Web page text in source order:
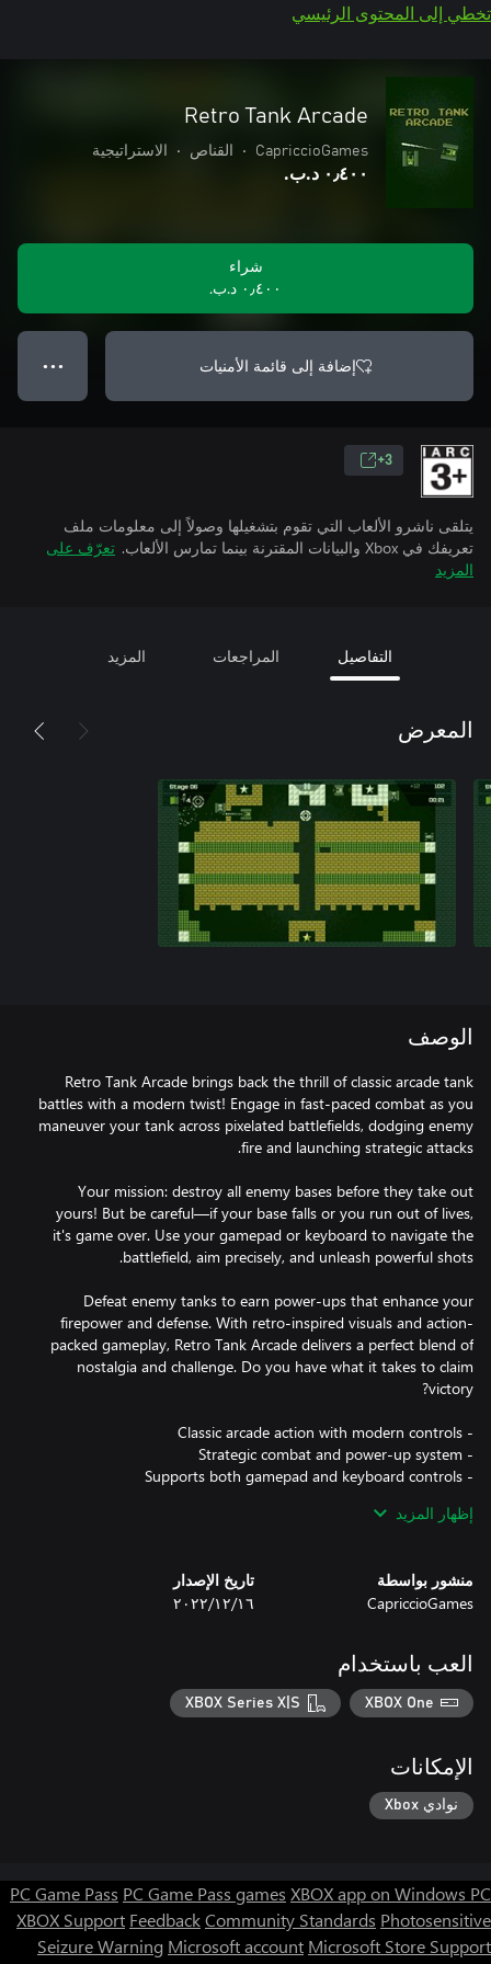
تخطي إلى المحتوى الرئيسي
Retro Tank Arcade
CapriccioGames
• القناص • الاستراتيجية
٠٫٤٠٠ د.ب.‏
شراء
٠٫٤٠٠ د.ب.‏
إضافة إلى قائمة الأمنيات ● ● ●
3+
يتلقى ناشرو الألعاب التي تقوم بتشغيلها وصولاً إلى معلومات ملف
تعريفك في Xbox والبيانات المقترنة بينما تمارس الألعاب.
تعرّف على
المزيد
التفاصيل المراجعات المزيد
المعرض
الوصف
Retro Tank Arcade brings back the thrill of classic arcade tank
battles with a modern twist! Engage in fast-paced combat as you
maneuver your tank across pixelated battlefields, dodging enemy
Your mission: destroy all enemy bases before they take out
yours! But be careful—if your base falls or you run out of lives,
it's game over. Use your gamepad or keyboard to navigate the
Defeat enemy tanks to earn power-ups that enhance your
firepower and defense. With retro-inspired visuals and action-
packed gameplay, Retro Tank Arcade delivers a perfect blend of
nostalgia and challenge. Do you have what it takes to claim
إظهار المزيد
منشور بواسطة
CapriccioGames
تاريخ الإصدار
١٦‏/١٢‏/٢٠٢٢
العب باستخدام
XBOX One
XBOX Series X|S
الإمكانات
نوادي Xbox
PC Game Pass PC Game Pass games XBOX app on Windows PC
XBOX Support FeedbackCommunity Standards Photosensitive
Seizure Warning Microsoft account Microsoft Store Support